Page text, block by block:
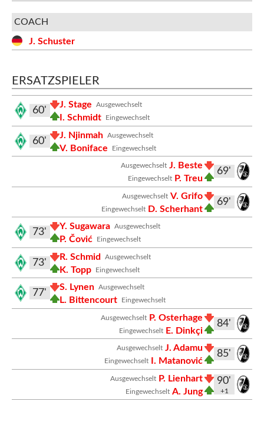
COACH
J. Schuster
ERSATZSPIELER
Ausgewechselt
J. Stage
Eingewechselt
I. Schmidt
60'
Ausgewechselt
J. Njinmah
Eingewechselt
V. Boniface
60'
69'
Ausgewechselt J. Beste
Eingewechselt P. Treu
69'
Ausgewechselt V. Grifo
Eingewechselt D. Scherhant
Ausgewechselt
Y. Sugawara
Eingewechselt
P. Čović
73'
Ausgewechselt
R. Schmid
Eingewechselt
K. Topp
73'
Ausgewechselt
S. Lynen
Eingewechselt
L. Bittencourt
77'
84'
Ausgewechselt P. Osterhage
Eingewechselt E. Dinkçi
85'
Ausgewechselt J. Adamu
Eingewechselt I. Matanović
90'
+1
Ausgewechselt P. Lienhart
Eingewechselt A. Jung